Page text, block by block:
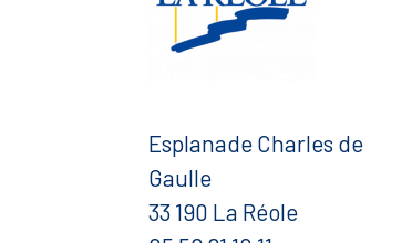
Esplanade Charles de
Gaulle
33 190 La Réole